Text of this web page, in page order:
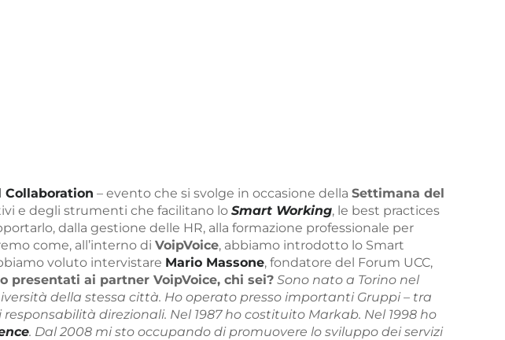
Collaboration – evento che si svolge in occasione della Settimana del
e degli strumenti che facilitano lo Smart Working, le best practices
dalla gestione delle HR, alla formazione professionale per
come, all’interno di VoipVoice, abbiamo introdotto lo Smart
voluto intervistare Mario Massone, fondatore del Forum UCC,
presentati ai partner VoipVoice, chi sei? Sono nato a Torino nel
della stessa città. Ho operato presso importanti Gruppi – tra
direzionali. Nel 1987 ho costituito Markab. Nel 1998 ho
. Dal 2008 mi sto occupando di promuovere lo sviluppo dei servizi